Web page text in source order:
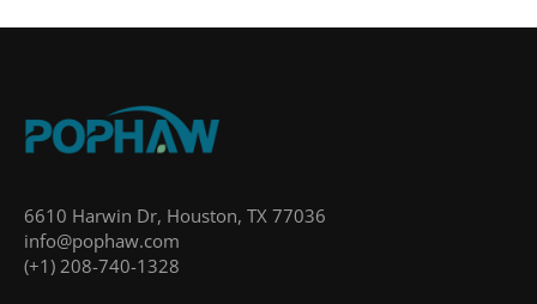
6610 Harwin Dr, Houston, TX 77036
info@pophaw.com
(+1) 208-740-1328